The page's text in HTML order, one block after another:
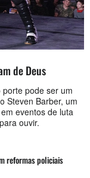
de Deus
pode ser um
Steven Barber, um
eventos de luta
ouvir.
reformas policiais